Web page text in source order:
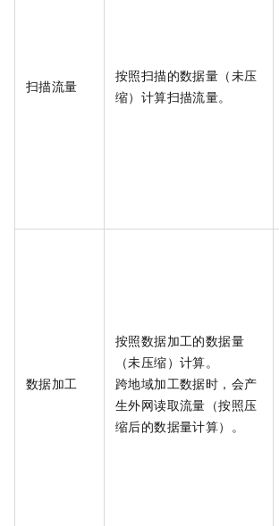
扫描流量
按照扫描的数据量（未压
缩）计算扫描流量。
数据加工
按照数据加工的数据量
（未压缩）计算。
跨地域加工数据时，会产
生外网读取流量（按照压
缩后的数据量计算）。